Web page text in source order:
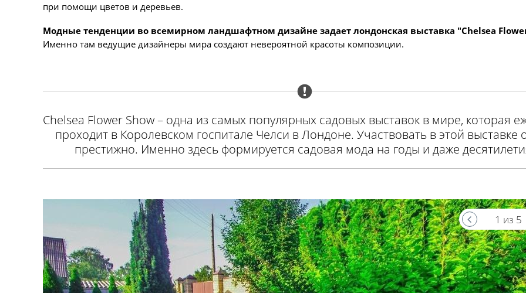
при помощи цветов и деревьев.
Модные тенденции во всемирном ландшафтном дизайне задает лондонская выставка "Chelsea
Именно там ведущие дизайнеры мира создают невероятной красоты композиции.
Chelsea Flower Show – одна из самых популярных садовых выставок в мире, которая
проходит в Королевском госпитале Челси в Лондоне. Участвовать в этой выставке
престижно. Именно здесь формируется садовая мода на годы и даже
1 из 5